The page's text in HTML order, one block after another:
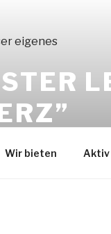
Wir bieten Aktiv